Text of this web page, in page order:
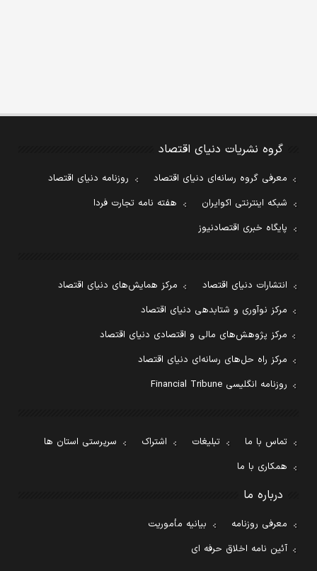
گروه نشریات دنیای اقتصاد
معرفی گروه رسانه‌ای دنیای اقتصاد
روزنامه دنیای اقتصاد
شبکه اینترنتی اکوایران
هفته نامه تجارت فردا
پایگاه خبری اقتصادنیوز
انتشارات دنیای اقتصاد
مرکز همایش‌های دنیای اقتصاد
مرکز نوآوری و شتابدهی دنیای اقتصاد
مرکز پژوهش‌های مالی و اقتصادی دنیای اقتصاد
مرکز راه حل‌های رسانه‌ای دنیای اقتصاد
روزنامه انگلیسی Financial Tribune
تماس با ما تبلیغات اشتراک
سرپرستی استان ها
همکاری با ما
درباره ما
معرفی روزنامه
بیانیه مأموریت
آئین نامه اخلاق حرفه ای